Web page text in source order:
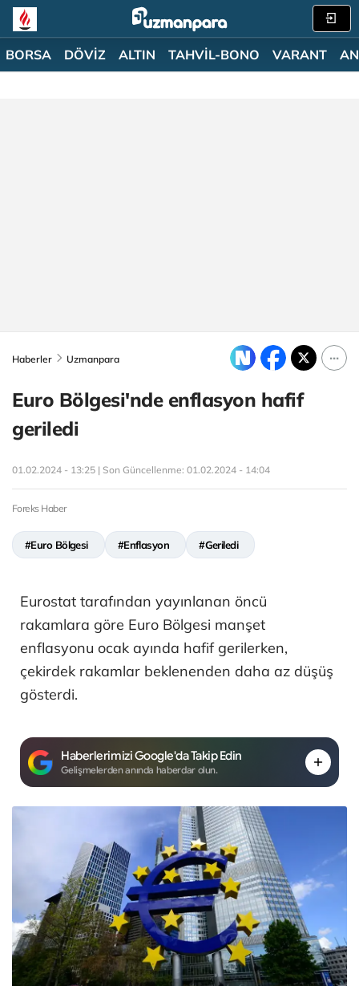
BORSA DÖVİZ ALTIN TAHVİL-BONO VARANT
Haberler Uzmanpara
Euro Bölgesi'nde enflasyon hafif
geriledi
01.02.2024 - 13:25 | Son Güncellenme: 01.02.2024 - 14:04
Foreks Haber
#Euro Bölgesi #Enflasyon #Geriledi
Eurostat tarafından yayınlanan öncü
rakamlara göre Euro Bölgesi manşet
enflasyonu ocak ayında hafif gerilerken,
çekirdek rakamlar beklenenden daha az düşüş
gösterdi.
Haberlerimizi Google'da Takip Edin
Gelişmelerden anında haberdar olun.